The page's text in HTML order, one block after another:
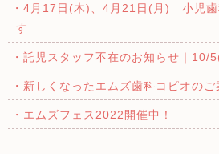
・4月17日(木)、4月21日(月) 小児歯
す
・託児スタッフ不在のお知らせ｜10/
・新しくなったエムズ歯科コピオのご
・エムズフェス2022開催中！